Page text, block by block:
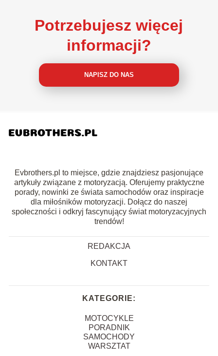
Potrzebujesz więcej
informacji?
NAPISZ DO NAS
Evbrothers.pl to miejsce, gdzie znajdziesz pasjonujące
artykuły związane z motoryzacją. Oferujemy praktyczne
porady, nowinki ze świata samochodów oraz inspiracje
dla miłośników motoryzacji. Dołącz do naszej
społeczności i odkryj fascynujący świat motoryzacyjnych
trendów!
REDAKCJA
KONTAKT
KATEGORIE:
MOTOCYKLE
PORADNIK
SAMOCHODY
WARSZTAT